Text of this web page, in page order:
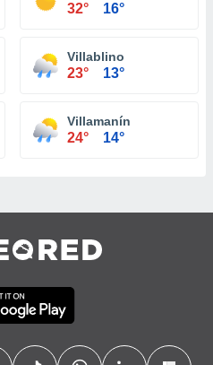
32° 16°
Villablino
23° 13°
Villamanín
24° 14°